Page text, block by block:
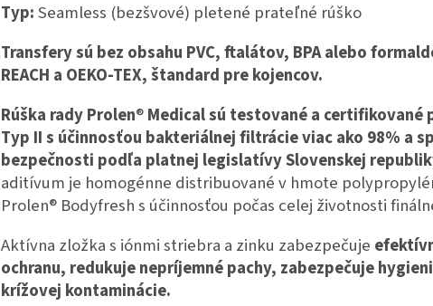
Typ:Seamless (bezšvové) pletené prateľné rúško
Transfery sú bez obsahu PVC, ftalátov, BPA alebo
REACH a OEKO-TEX, štandard pre kojencov.
Rúška rady Prolen®Medical sú testované a certifikované
Typ II s účinnosťou bakteriálnej filtrácie viac ako 98% a
bezpečnosti podľa platnej legislatívy Slovenskej
aditívum je homogénne distribuované v hmote
Prolen® Bodyfresh s účinnosťou počas celej životnosti
Aktívna zložka s iónmi striebra a zinku zabezpečuje
ochranu, redukuje nepríjemné pachy, zabezpečuje
krížovej kontaminácie.